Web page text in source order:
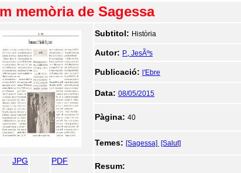
memòria de Sagessa
Subtitol: Història
Autor: P., JesÃºs
Publicació: l'Ebre
Data: 08/05/2015
Pàgina: 40
Temes: [Sagessa] [Salut]
JPG PDF
Resum: